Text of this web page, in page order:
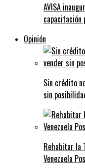
AVISA
Opinión
Sin crédito
sin
Rehabitar la
Venezuela